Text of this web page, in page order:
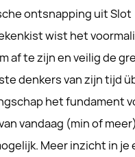
ontsnapping uit Slot
wist het
af te zijn en veilig de
denkers van zijn tijd
het fundament
vandaag (min of
Meer inzicht in je